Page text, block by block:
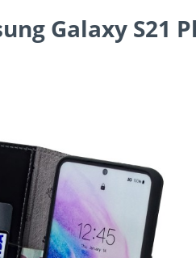
Galaxy S21